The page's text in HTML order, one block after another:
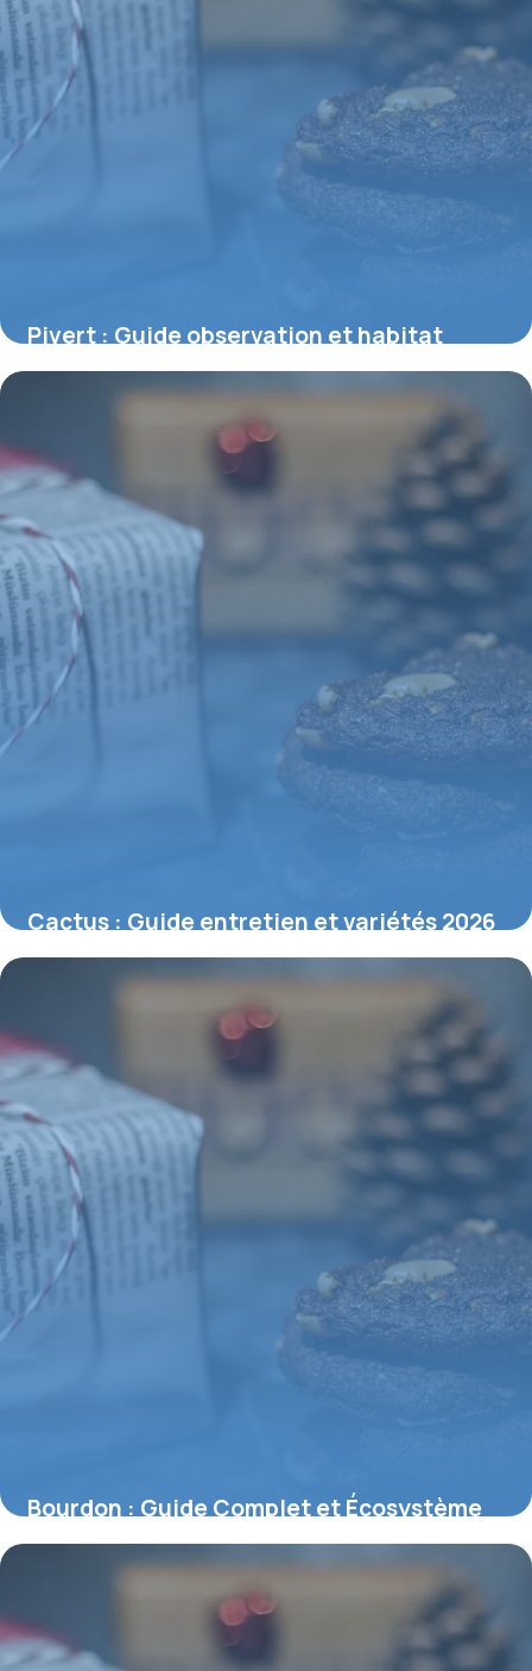
Pivert : Guide observation et habitat
7 juin 2026
Cactus : Guide entretien et variétés 2026
6 juin 2026
Bourdon : Guide Complet et Écosystème
2026